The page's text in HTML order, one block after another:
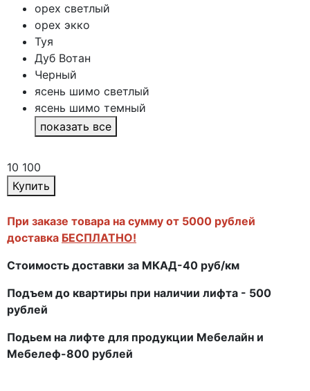
орех светлый
орех экко
Туя
Дуб Вотан
Черный
ясень шимо светлый
ясень шимо темный
показать все
10 100
Купить
При заказе товара на сумму от 5000 рублей
доставка БЕСПЛАТНО!
Стоимость доставки за МКАД-40 руб/км
Подъем до квартиры при наличии лифта - 500
рублей
Подьем на лифте для продукции Мебелайн и
Мебелеф-800 рублей